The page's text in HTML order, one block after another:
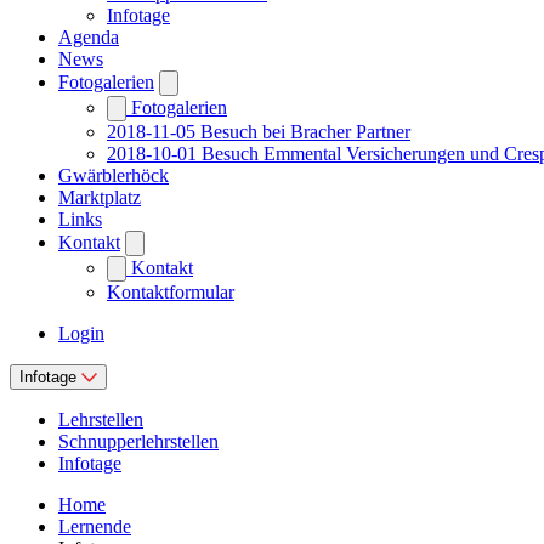
Infotage
Agenda
News
Fotogalerien
Fotogalerien
2018-11-05 Besuch bei Bracher Partner
2018-10-01 Besuch Emmental Versicherungen und
Gwärblerhöck
Marktplatz
Links
Kontakt
Kontakt
Kontaktformular
Login
Infotage
Lehrstellen
Schnupperlehrstellen
Infotage
Home
Lernende